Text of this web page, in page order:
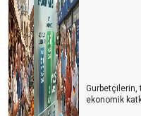
Gurbetçilerin,
ekonomik